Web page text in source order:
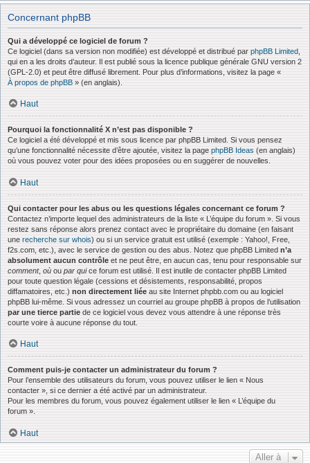
Concernant phpBB
Qui a développé ce logiciel de forum ?
Ce logiciel (dans sa version non modifiée) est développé et distribué par phpBB Limited
qui en a les droits d’auteur. Il est publié sous la licence publique générale GNU version 2
(GPL-2.0) et peut être diffusé librement. Pour plus d’informations, visitez la page «
À propos de phpBB » (en anglais).
Haut
Pourquoi la fonctionnalité X n’est pas disponible ?
Ce logiciel a été développé et mis sous licence par phpBB Limited. Si vous pensez
qu’une fonctionnalité nécessite d’être ajoutée, visitez la page phpBB Ideas (en anglais)
où vous pouvez voter pour des idées proposées ou en suggérer de nouvelles.
Haut
Qui contacter pour les abus ou les questions légales concernant ce forum ?
Contactez n’importe lequel des administrateurs de la liste « L’équipe du forum ». Si vous
restez sans réponse alors prenez contact avec le propriétaire du domaine (en faisant
une recherche sur whois) ou si un service gratuit est utilisé (exemple : Yahoo!, Free,
f2s.com, etc.), avec le service de gestion ou des abus. Notez que phpBB Limited n’a
absolument aucun contrôle et ne peut être, en aucun cas, tenu pour responsable sur
comment, où ou par quice forum est utilisé. Il est inutile de contacter phpBB Limited
pour toute question légale (cessions et désistements, responsabilité, propos
diffamatoires, etc.) non directement liée au site Internet phpbb.com ou au logiciel
phpBB lui-même. Si vous adressez un courriel au groupe phpBB à propos de l’utilisation
par une tierce partie de ce logiciel vous devez vous attendre à une réponse très
courte voire à aucune réponse du tout.
Haut
Comment puis-je contacter un administrateur du forum ?
Pour l’ensemble des utilisateurs du forum, vous pouvez utiliser le lien « Nous
contacter », si ce dernier a été activé par un administrateur.
Pour les membres du forum, vous pouvez également utiliser le lien « L’équipe du
forum ».
Haut
Aller à